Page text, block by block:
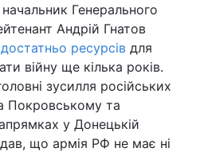
Генерального
Андрій Гнатов
ресурсів для
війну ще кілька років.
зусилля російських
Покровському та
у Донецькій
що армія РФ не має ні